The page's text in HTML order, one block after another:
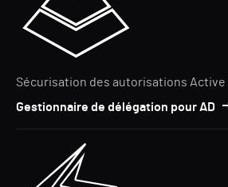
Sécurisation des autorisations
Gestionnaire de délégation pour AD